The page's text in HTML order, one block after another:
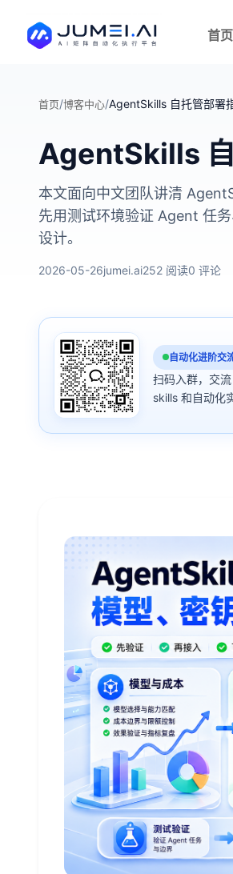
首页
首页/博客中心/AgentSkills 自托管部署
AgentSkills
本文面向中文团队讲清
先用测试环境验证 Agent 任
设计。
2026-05-26jumei.ai252 阅读0 评论
自动化进阶交
扫码入群，交
skills 和自动化